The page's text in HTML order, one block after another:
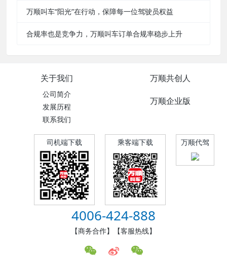
万顺叫车“阳光”在行动，保障每一位驾驶员权益
合规率也是竞争力，万顺叫车订单合规率稳步上升
关于我们
公司简介
发展历程
联系我们
万顺共创人
万顺企业版
司机端下载 乘客端下载 万顺代驾
4006-424-888
【商务合作】【客服热线】